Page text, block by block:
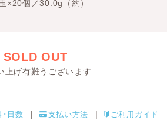
×20個／30.0g（約）
SOLD OUT
上げ有難うございます
･日数 支払い方法 ご利用ガイド